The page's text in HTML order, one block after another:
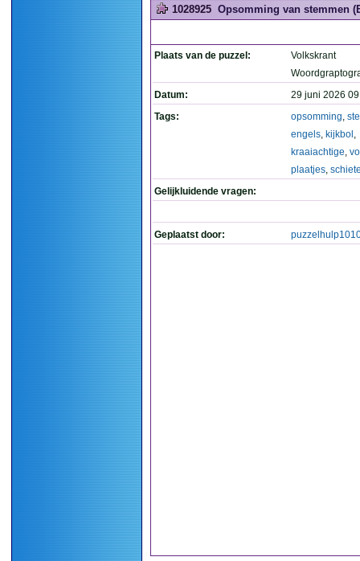
1028925 Opsomming van stemmen
Plaats van de puzzel:
Volkskrant
Datum:
29 juni 2026
Tags:
opsomming,
engels, kijkbol ,
kraaiachtige,
plaatjes,
Gelijkluidende vragen:
Geplaatst door: